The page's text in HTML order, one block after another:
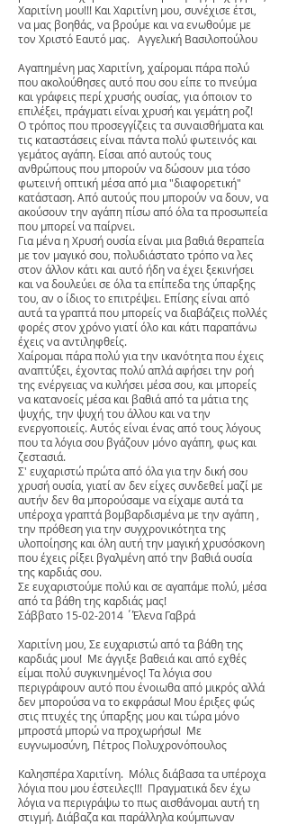
Χαριτίνη μου!!! Και Χαριτίνη μου, συνέχισε έτσι,
να μας βοηθάς, να βρούμε και να ενωθούμε με
τον Χριστό Εαυτό μας. Αγγελική Βασιλοπούλου
Αγαπημένη μας Χαριτίνη, χαίρομαι πάρα πολύ
που ακολούθησες αυτό που σου είπε το πνεύμα
και γράφεις περί χρυσής ουσίας, για όποιον το
επιλέξει, πράγματι είναι χρυσή και γεμάτη ροζ!
Ο τρόπος που προσεγγίζεις τα συναισθήματα και
τις καταστάσεις είναι πάντα πολύ φωτεινός και
γεμάτος αγάπη. Είσαι από αυτούς τους
ανθρώπους που μπορούν να δώσουν μια τόσο
φωτεινή οπτική μέσα από μια "διαφορετική"
κατάσταση. Από αυτούς που μπορούν να δουν, να
ακούσουν την αγάπη πίσω από όλα τα προσωπεία
που μπορεί να παίρνει.
Για μένα η Χρυσή ουσία είναι μια βαθιά θεραπεία
με τον μαγικό σου, πολυδιάστατο τρόπο να λες
στον άλλον κάτι και αυτό ήδη να έχει ξεκινήσει
και να δουλεύει σε όλα τα επίπεδα της ύπαρξης
του, αν ο ίδιος το επιτρέψει. Επίσης είναι από
αυτά τα γραπτά που μπορείς να διαβάζεις πολλές
φορές στον χρόνο γιατί όλο και κάτι παραπάνω
έχεις να αντιληφθείς.
Χαίρομαι πάρα πολύ για την ικανότητα που έχεις
αναπτύξει, έχοντας πολύ απλά αφήσει την ροή
της ενέργειας να κυλήσει μέσα σου, και μπορείς
να κατανοείς μέσα και βαθιά από τα μάτια της
ψυχής, την ψυχή του άλλου και να την
ενεργοποιείς. Αυτός είναι ένας από τους λόγους
που τα λόγια σου βγάζουν μόνο αγάπη, φως και
ζεστασιά.
Σ' ευχαριστώ πρώτα από όλα για την δική σου
χρυσή ουσία, γιατί αν δεν είχες συνδεθεί μαζί με
αυτήν δεν θα μπορούσαμε να είχαμε αυτά τα
υπέροχα γραπτά βομβαρδισμένα με την αγάπη ,
την πρόθεση για την συγχρονικότητα της
υλοποίησης και όλη αυτή την μαγική χρυσόσκονη
που έχεις ρίξει βγαλμένη από την βαθιά ουσία
της καρδιάς σου.
Σε ευχαριστούμε πολύ και σε αγαπάμε πολύ, μέσα
από τα βάθη της καρδιάς μας!
Σάββατο 15-02-2014 ΄Έλενα Γαβρά
Χαριτίνη μου, Σε ευχαριστώ από τα βάθη της
καρδιάς μου! Με άγγιξε βαθειά και από εχθές
είμαι πολύ συγκινημένος! Τα λόγια σου
περιγράφουν αυτό που ένοιωθα από μικρός αλλά
δεν μπορούσα να το εκφράσω! Μου έριξες φώς
στις πτυχές της ύπαρξης μου και τώρα μόνο
μπροστά μπορώ να προχωρήσω! Με
ευγνωμοσύνη, Πέτρος Πολυχρονόπουλος
Καλησπέρα Χαριτίνη. Μόλις διάβασα τα υπέροχα
λόγια που μου έστειλες!!! Πραγματικά δεν έχω
λόγια να περιγράψω το πως αισθάνομαι αυτή τη
στιγμή. Διάβαζα και παράλληλα κούμπωναν